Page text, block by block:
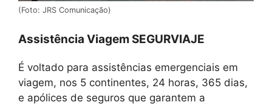
(Foto: JRS Comunicação)
Assistência Viagem SEGURVIAJE
É voltado para assistências emergenciais em
viagem, nos 5 continentes, 24 horas, 365 dias,
e apólices de seguros que garantem a